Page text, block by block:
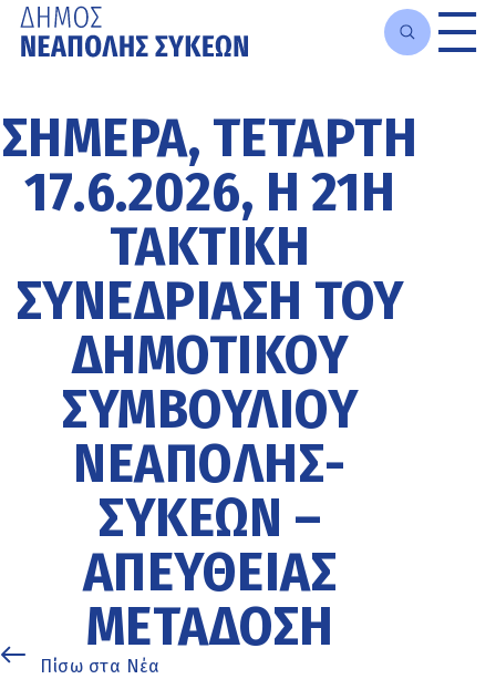
κυρίως
περιεχόμενο
ΣΗΜΕΡΑ, ΤΕΤΑΡΤΗ
17.6.2026, Η 21Η
ΤΑΚΤΙΚΗ
ΣΥΝΕΔΡΙΑΣΗ ΤΟΥ
ΔΗΜΟΤΙΚΟΥ
ΣΥΜΒΟΥΛΙΟΥ
ΝΕΑΠΟΛΗΣ-
ΣΥΚΕΩΝ –
ΑΠΕΥΘΕΙΑΣ
ΜΕΤΑΔΟΣΗ
Πίσω στα Νέα